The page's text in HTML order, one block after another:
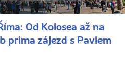
Od Kolosea až na
prima zájezd s Pavlem